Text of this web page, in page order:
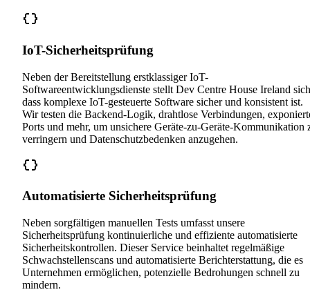
IoT-Sicherheitsprüfung
Neben der Bereitstellung erstklassiger IoT-
Softwareentwicklungsdienste stellt Dev Centre House Ireland
dass komplexe IoT-gesteuerte Software sicher und konsistent ist.
Wir testen die Backend-Logik, drahtlose Verbindungen,
Ports und mehr, um unsichere Geräte-zu-Geräte-Kommunikation
verringern und Datenschutzbedenken anzugehen.
Automatisierte Sicherheitsprüfung
Neben sorgfältigen manuellen Tests umfasst unsere
Sicherheitsprüfung kontinuierliche und effiziente automatisierte
Sicherheitskontrollen. Dieser Service beinhaltet regelmäßige
Schwachstellenscans und automatisierte Berichterstattung, die es
Unternehmen ermöglichen, potenzielle Bedrohungen schnell zu
mindern.